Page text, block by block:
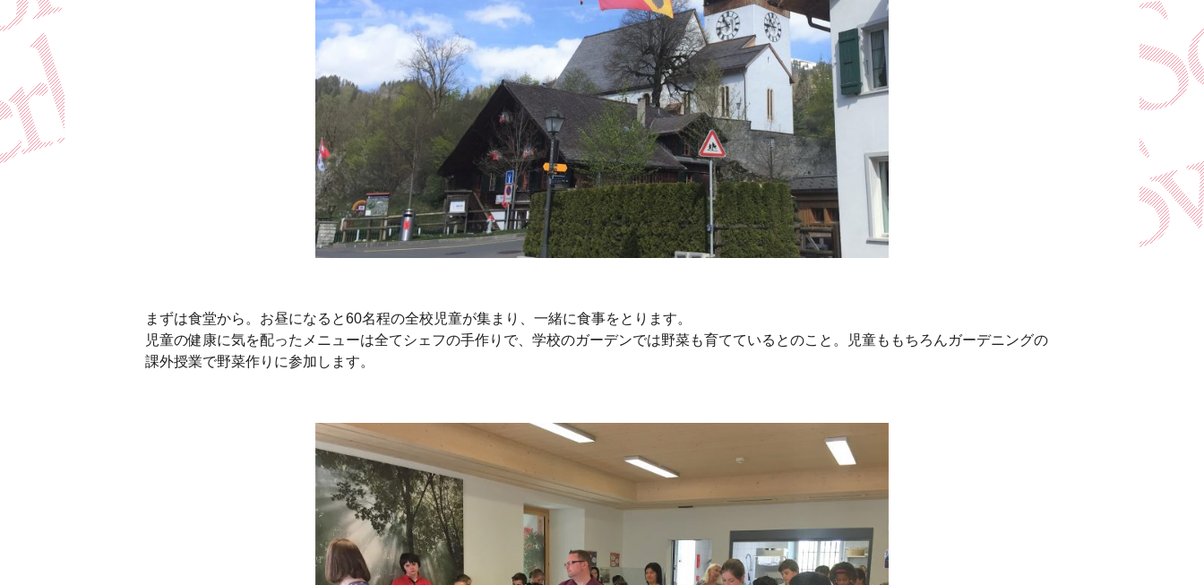
まずは食堂から。お昼になると60名程の全校児童が集まり、一緒に食事をとります。
児童の健康に気を配ったメニューは全てシェフの手作りで、学校のガーデンでは野菜も育てているとのこと。児童ももちろんガーデニングの
課外授業で野菜作りに参加します。